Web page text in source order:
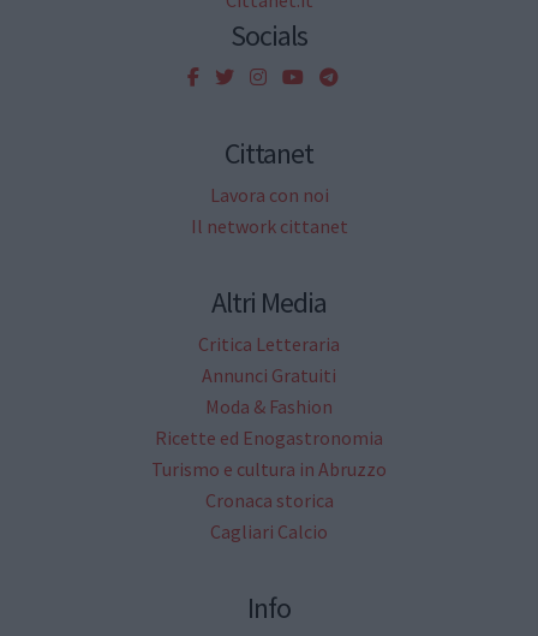
Socials
Cittanet
Lavora con noi
Il network cittanet
Altri Media
Critica Letteraria
Annunci Gratuiti
Moda & Fashion
Ricette ed Enogastronomia
Turismo e cultura in Abruzzo
Cronaca storica
Cagliari Calcio
Info